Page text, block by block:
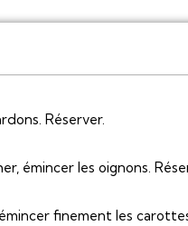
Réserver.
émincer les oignons.
finement les